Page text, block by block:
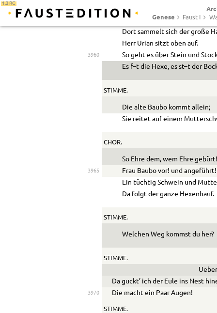
1.3 RC
Genese
Faust I
Die Hexen zu dem Brocken
Die Stoppel ist gelb, die Saat
Dort sammelt sich der große
Herr Urian sitzt oben auf.
3960
So geht es über Stein und
Es f–t die Hexe, es st–t der
STIMME.
Die alte Baubo kommt allein;
Sie reitet auf einem
CHOR.
So Ehre dem, wem Ehre
3965
Frau Baubo vor! und angeführt!
Ein tüchtig Schwein und
Da folgt der ganze Hexenhauf.
STIMME.
Welchen Weg kommst du her?
STIMME.
Da guckt’ ich der Eule ins Nest
3970 Die macht ein Paar Augen!
STIMME.